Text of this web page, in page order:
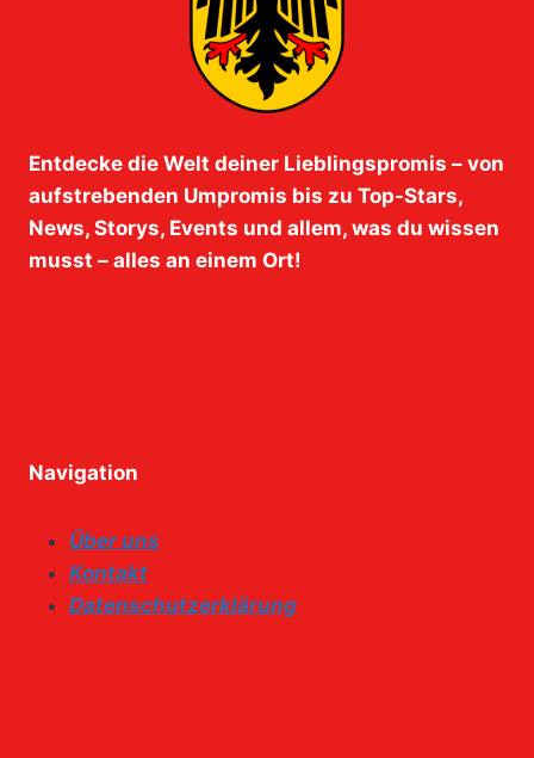
Entdecke die Welt deiner Lieblingspromis – von
aufstrebenden Umpromis bis zu Top-Stars,
News, Storys, Events und allem, was du wissen
musst – alles an einem Ort!
Navigation
Über uns
Kontakt
Datenschutzerklärung